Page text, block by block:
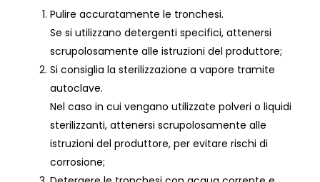
Pulire accuratamente le tronchesi.
Se si utilizzano detergenti specifici, attenersi
scrupolosamente alle istruzioni del produttore;
Si consiglia la sterilizzazione a vapore tramite
autoclave.
Nel caso in cui vengano utilizzate polveri o liquidi
sterilizzanti, attenersi scrupolosamente alle
istruzioni del produttore, per evitare rischi di
corrosione;